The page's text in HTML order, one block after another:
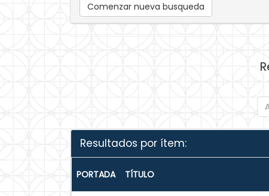
Comenzar nueva busqueda
Resultados por ítem:
PORTADA TÍTULO